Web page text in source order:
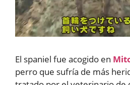
El spaniel fue acogido en
perro que sufría de más